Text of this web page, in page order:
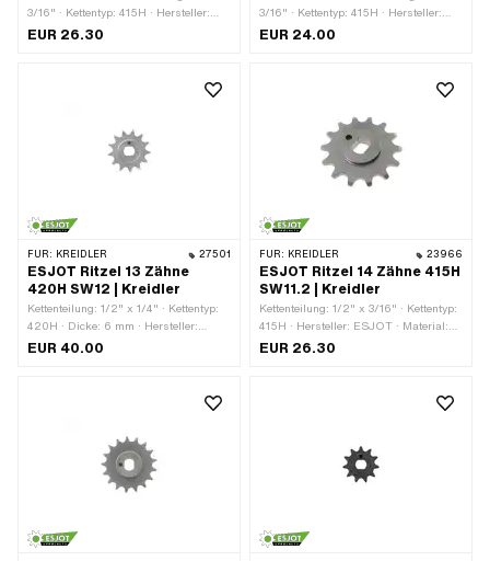
3/16" · Kettentyp: 415H · Hersteller:
ESJOT · Material: Stahl · Anzahl
EUR 26.30
3/16" · Kettentyp: 415H · Hersteller:
ESJOT · Material: Stahl · Anzahl
EUR 24.00
FÜR: KREIDLER 27501
ESJOT Ritzel 13 Zähne
420H SW12 | Kreidler
Kettenteilung: 1/2" x 1/4" · Kettentyp:
420H · Dicke: 6 mm · Hersteller:
ESJOT · Material: Stahl ·
EUR 40.00
FÜR: KREIDLER 23966
ESJOT Ritzel 14 Zähne 415H
SW11.2 | Kreidler
Kettenteilung: 1/2" x 3/16" · Kettentyp:
415H · Hersteller: ESJOT · Material:
Stahl · Aufnahmeart: Ø14.85 x SW11.2
EUR 26.30